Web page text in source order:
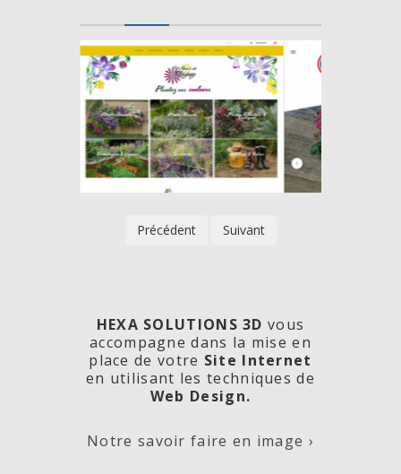
Les
Précédent Suivant
HEXA SOLUTIONS 3D vous
accompagne dans la mise en
place de votre Site Internet
en utilisant les techniques de
Web Design.
Notre savoir faire en image ›